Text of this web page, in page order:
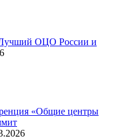
ОЦО России и
«Общие центры